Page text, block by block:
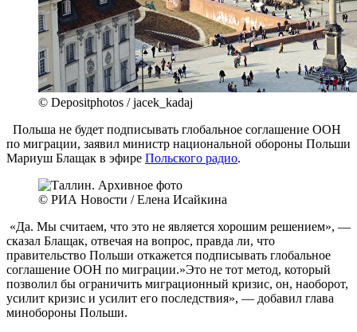
© Depositphotos / jacek_kadaj
Польша не будет подписывать глобальное соглашение ООН
по миграции, заявил министр национальной обороны Польши
Мариуш Блащак в эфире Польского радио.
© РИА Новости / Елена Исайкина
«Да. Мы считаем, что это не является хорошим решением», —
сказал Блащак, отвечая на вопрос, правда ли, что
правительство Польши откажется подписывать глобальное
соглашение ООН по миграции.»Это не тот метод, который
позволил бы ограничить миграционный кризис, он, наоборот,
усилит кризис и усилит его последствия», — добавил глава
минобороны Польши.